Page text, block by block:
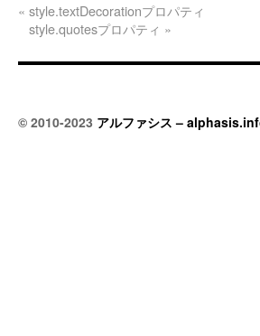
« style.textDecorationプロパティ
style.quotesプロパティ »
© 2010-2023 アルファシス –